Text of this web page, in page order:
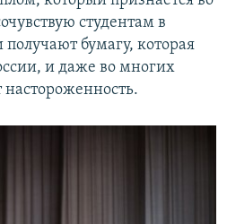
студентам в
бумагу, которая
и даже во многих